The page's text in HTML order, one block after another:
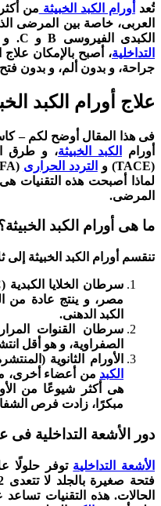
تُعد أورام الكبد الخبيثة من
العربى، خاصة بين المرضى
الكبدى الفيروسى B و C. و مع التقدم الكبير فى طب
التداخلية، أصبح بالإمكان
جراحة، و بدون ألم، و بدون
علاج أورام الكبد
فى هذا المقال أوضح لكم –
أورام
الكبد الخبيثة، و طرق
(TACE) و
التردد الحرارى (RFA) و
لماذا أصبحت هذه التقنيات
المرضى.
ما هى أورام الكبد
تنقسم أورام الكبد الخبيثة إلى
سرطان الخلايا الكبدية (HCC):
الكبد الدهنى.
سرطان القنوات
الصفراوية، و هو أقل
الأورام الثانوية
الكبد من أعضاء أخرى،
هى أكثر شيوعًا من
مبكرًا، زادت فرص
دور الأشعة التداخلية
الأشعة التداخلية توفر حلولًا
الحالات. هذه التقنيات